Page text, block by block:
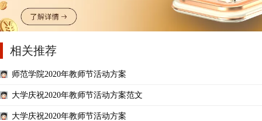
相关推荐
师范学院2020年教师节活动方案
大学庆祝2020年教师节活动方案范文
大学庆祝2020年教师节活动方案